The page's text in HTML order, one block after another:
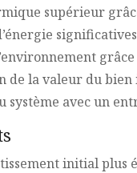
supérieur
de la valeur du bien
système avec un
initial plus